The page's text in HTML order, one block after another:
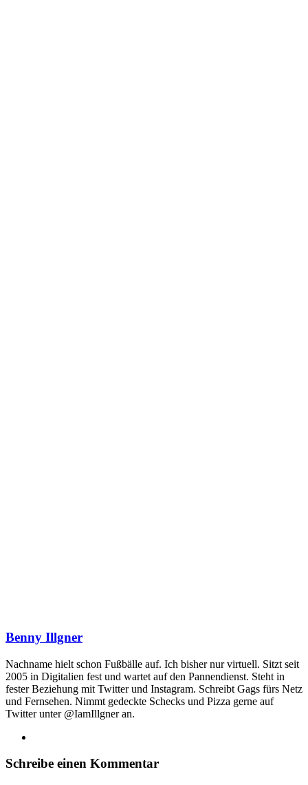
Benny Illgner
Nachname hielt schon Fußbälle auf. Ich bisher nur virtuell. Sitzt seit
2005 in Digitalien fest und wartet auf den Pannendienst. Steht in
fester Beziehung mit Twitter und Instagram. Schreibt Gags fürs Netz
und Fernsehen. Nimmt gedeckte Schecks und Pizza gerne auf
Twitter unter @IamIllgner an.
Schreibe einen Kommentar